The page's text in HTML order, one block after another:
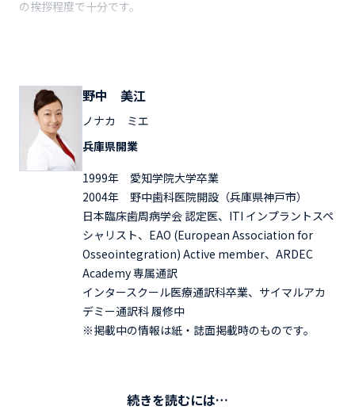
の挨拶程度で十分です。
野中 美江
ノナカ ミエ
兵庫県開業
1999年 愛知学院大学卒業
2004年 野中歯科医院開設（兵庫県神戸市）
日本臨床歯周病学会 認定医、ITI インプラントスペ
シャリスト、EAO (European Association for
Osseointegration) Active member、ARDEC
Academy 専属通訳
インタースクール医療通訳科卒業、サイマルアカ
デミー通訳科 履修中
※掲載中の情報は紙・誌面掲載時のものです。
続きを読むには…